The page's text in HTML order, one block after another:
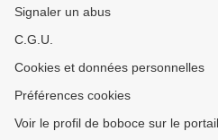
Signaler un abus
C.G.U.
Cookies et données personnelles
Préférences cookies
Voir le profil de boboce sur le